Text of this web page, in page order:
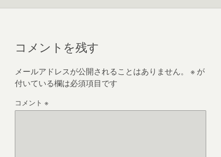
コメントを残す
メールアドレスが公開されることはありません。 ※ が
付いている欄は必須項目です
コメント ※